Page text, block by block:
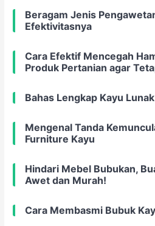
Beragam Jenis
Efektivitasnya
Cara Efektif Mencegah
Produk Pertanian agar
Bahas Lengkap Kayu
Mengenal Tanda
Furniture Kayu
Hindari Mebel Bubukan,
Awet dan Murah!
Cara Membasmi Bubuk